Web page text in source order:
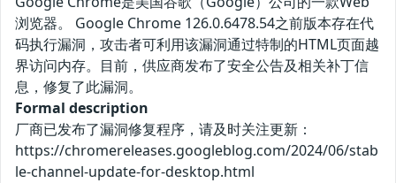
浏览器。 Google Chrome 126.0.6478.54之前版本存在代
码执行漏洞，攻击者可利用该漏洞通过特制的HTML页面越
界访问内存。目前，供应商发布了安全公告及相关补丁信
息，修复了此漏洞。
Formal description
厂商已发布了漏洞修复程序，请及时关注更新：
https://chromereleases.googleblog.com/2024/06/stab
le-channel-update-for-desktop.html